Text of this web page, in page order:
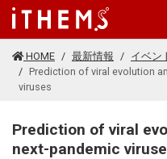
このページの本文に移動する
HOME 最新情報
イベン
Prediction of viral evolution
viruses
Prediction of viral
next-pandemic